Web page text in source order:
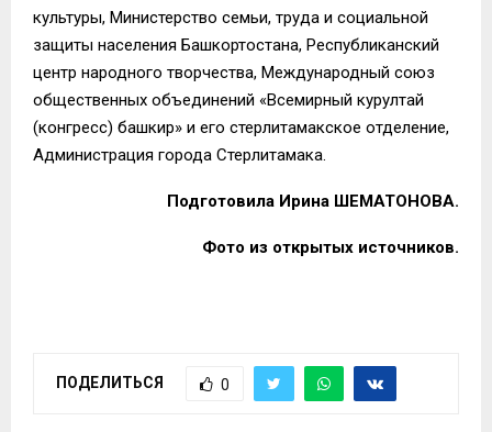
культуры, Министерство семьи, труда и социальной
защиты населения Башкортостана, Республиканский
центр народного творчества, Международный союз
общественных объединений «Всемирный курултай
(конгресс) башкир» и его стерлитамакское отделение,
Администрация города Стерлитамака.
Подготовила Ирина ШЕМАТОНОВА.
Фото из открытых источников.
ПОДЕЛИТЬСЯ 0